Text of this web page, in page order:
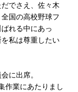
でさえ、佐々木
国の高校野球フ
れる中にあっ
私は尊重したい
に出席。
作業にあたりまし